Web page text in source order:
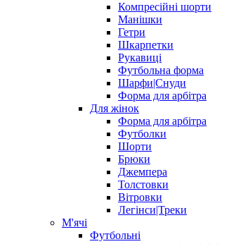
Компресійні шорти
Манішки
Гетри
Шкарпетки
Рукавиці
Футбольна форма
Шарфи|Снуди
Форма для арбітра
Для жінок
Форма для арбітра
Футболки
Шорти
Брюки
Джемпера
Толстовки
Вітровки
Легінси|Треки
М'ячі
Футбольні